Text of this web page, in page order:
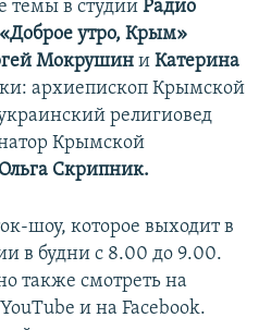
темы в студии Радио
«Доброе утро, Крым»
Мокрушин и Катерина
архиепископ Крымской
религиовед
Крымской
Ольга Скрипник.
шоу, которое выходит в
в будни с 8.00 до 9.00.
также смотреть на
и на Facebook.